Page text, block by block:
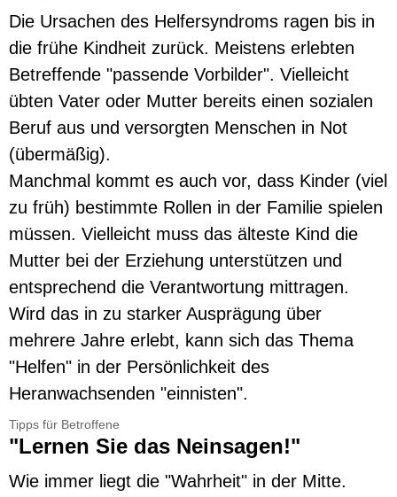
Die Ursachen des Helfersyndroms ragen bis in
die frühe Kindheit zurück. Meistens erlebten
Betreffende "passende Vorbilder". Vielleicht
übten Vater oder Mutter bereits einen sozialen
Beruf aus und versorgten Menschen in Not
(übermäßig).
Manchmal kommt es auch vor, dass Kinder (viel
zu früh) bestimmte Rollen in der Familie spielen
müssen. Vielleicht muss das älteste Kind die
Mutter bei der Erziehung unterstützen und
entsprechend die Verantwortung mittragen.
Wird das in zu starker Ausprägung über
mehrere Jahre erlebt, kann sich das Thema
"Helfen" in der Persönlichkeit des
Heranwachsenden "einnisten".
Tipps für Betroffene
"Lernen Sie das Neinsagen!"
Wie immer liegt die "Wahrheit" in der Mitte.